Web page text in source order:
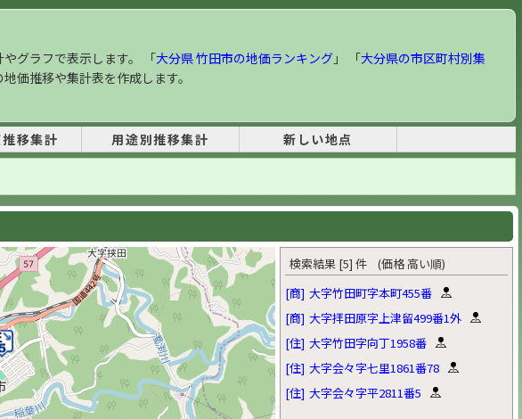
グラフで表示します。 「大分県 竹田市の地価ランキング」 「大分県の市区町村別集
地価推移や集計表を作成します。
移集計 用途別推移集計 新しい地点
検索結果 [5] 件 (価格 高い順)
[商] 大字竹田町字本町455番
[商] 大字拝田原字上津留499番1外
[住] 大字竹田字向丁1958番
[住] 大字会々字七里1861番78
[住] 大字会々字平2811番5